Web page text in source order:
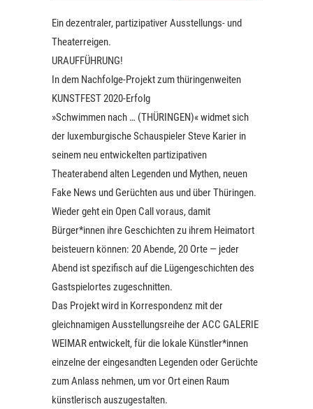
Ein dezentraler, partizipativer Ausstellungs- und
Theaterreigen.
URAUFFÜHRUNG!
In dem Nachfolge-Projekt zum thüringenweiten
KUNSTFEST 2020-Erfolg
»Schwimmen nach … (THÜRINGEN)« widmet sich
der luxemburgische Schauspieler Steve Karier in
seinem neu entwickelten partizipativen
Theaterabend alten Legenden und Mythen, neuen
Fake News und Gerüchten aus und über Thüringen.
Wieder geht ein Open Call voraus, damit
Bürger*innen ihre Geschichten zu ihrem Heimatort
beisteuern können: 20 Abende, 20 Orte — jeder
Abend ist spezifisch auf die Lügengeschichten des
Gastspielortes zugeschnitten.
Das Projekt wird in Korrespondenz mit der
gleichnamigen Ausstellungsreihe der ACC GALERIE
WEIMAR entwickelt, für die lokale Künstler*innen
einzelne der eingesandten Legenden oder Gerüchte
zum Anlass nehmen, um vor Ort einen Raum
künstlerisch auszugestalten.